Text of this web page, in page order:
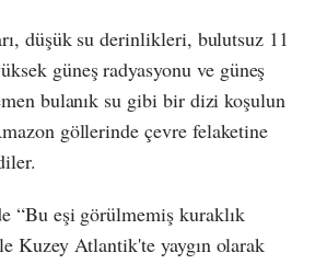
düşük su derinlikleri, bulutsuz 11
güneş radyasyonu ve güneş
bulanık su gibi bir dizi koşulun
göllerinde çevre felaketine
“Bu eşi görülmemiş kuraklık
Kuzey Atlantik'te yaygın olarak